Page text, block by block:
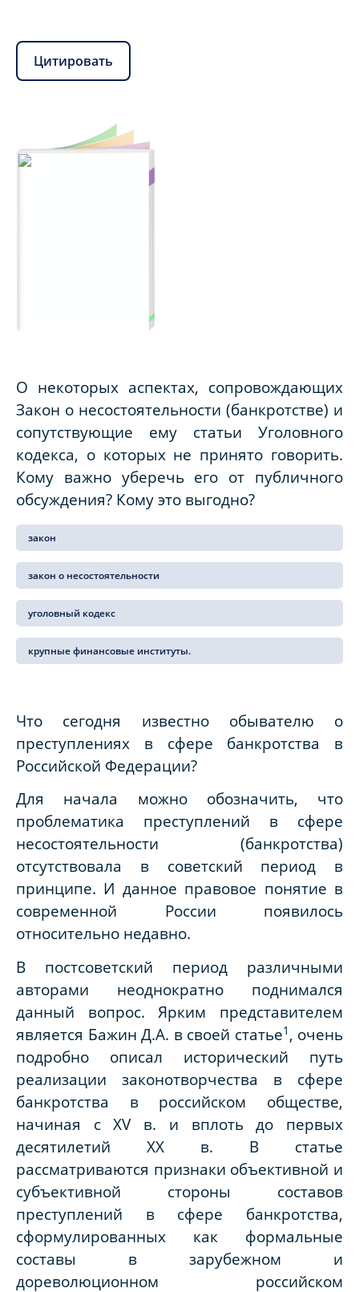
Цитировать
О некоторых аспектах, сопровождающих
Закон о несостоятельности (банкротстве) и
сопутствующие ему статьи Уголовного
кодекса, о которых не принято говорить.
Кому важно уберечь его от публичного
обсуждения? Кому это выгодно?
закон
закон о несостоятельности
уголовный кодекс
крупные финансовые институты.
Что сегодня известно обывателю о
преступлениях в сфере банкротства в
Российской Федерации?
Для начала можно обозначить, что
проблематика преступлений в сфере
несостоятельности (банкротства)
отсутствовала в советский период в
принципе. И данное правовое понятие в
современной России появилось
относительно недавно.
В постсоветский период различными
авторами неоднократно поднимался
данный вопрос. Ярким представителем
является Бажин Д.А. в своей статье1 , очень
подробно описал исторический путь
реализации законотворчества в сфере
банкротства в российском обществе,
начиная с XV в. и вплоть до первых
десятилетий XX в. В статье
рассматриваются признаки объективной и
субъективной стороны составов
преступлений в сфере банкротства,
сформулированных как формальные
составы в зарубежном и
дореволюционном российском